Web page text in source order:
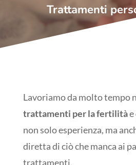
Trattamenti
Lavoriamo da molto tempo
trattamenti per la fertilitàe
non solo esperienza, ma
diretta di ciò che manca ai
trattamenti.